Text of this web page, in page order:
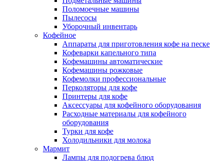
Поломоечные машины
Пылесосы
Уборочный инвентарь
Кофейное
Аппараты для приготовления кофе на песке
Кофеварки капельного типа
Кофемашины автоматические
Кофемашины рожковые
Кофемолки профессиональные
Перколяторы для кофе
Принтеры для кофе
Аксессуары для кофейного оборудования
Расходные материалы для кофейного
оборудования
Турки для кофе
Холодильники для молока
Мармит
Лампы для подогрева блюд